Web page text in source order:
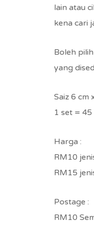
lain atau
kena cari
Boleh
yang
Saiz 6 cm
1 set =
Harga :
RM10
RM15
Postage :
RM10